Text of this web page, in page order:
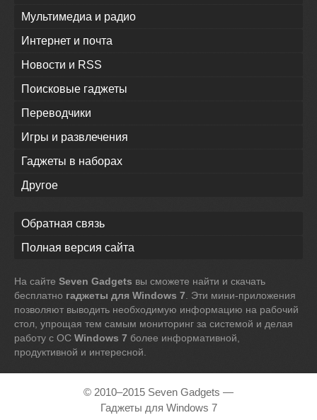
Мультимедиа и радио
Интернет и почта
Новости и RSS
Поисковые гаджеты
Переводчики
Игры и развлечения
Гаджеты в наборах
Другое
Обратная связь
Полная версия сайта
На сайте Seven Gadgets вы сможете найти и скачать
бесплатно гаджеты для Windows 7 . Эти мини-приложения
позволяют выводить необходимую информацию на рабочий
стол, упрощая тем самым мониторинг за системой и делая
работу с ОС Windows 7 более информативной,
продуктивной и интересной.
© 2010–2015 Seven Gadgets —
Гаджеты для Windows 7